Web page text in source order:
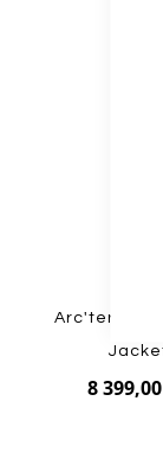
Arc'teryx -
8